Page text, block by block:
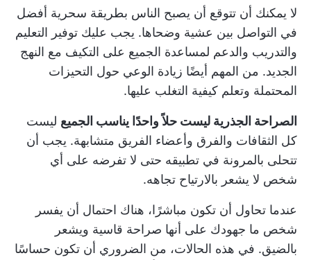
لا يمكنك أن تتوقع أن يصبح الناس بطريقة سحرية أفضل
في التواصل بين عشية وضحاها. يجب عليك توفير التعليم
والتدريب والدعم لمساعدة الجميع على التكيف مع النهج
الجديد. من المهم أيضًا زيادة الوعي حول التحيزات
المحتملة وتعلم كيفية التغلب عليها.
الصراحة الجذرية ليست حلاً واحدًا يناسب الجميع ليست
كل الثقافات والفرق وأعضاء الفريق متشابهة. يجب أن
تتحلى بالمرونة في تطبيقه حتى لا تفرضه على أي
شخص لا يشعر بالارتياح تجاهه.
عندما تحاول أن تكون مباشرًا، هناك احتمال أن يفسر
شخص ما جهودك على أنها صراحة قاسية ويشعر
بالضيق. في هذه الحالات، من الضروري أن تكون حساسًا